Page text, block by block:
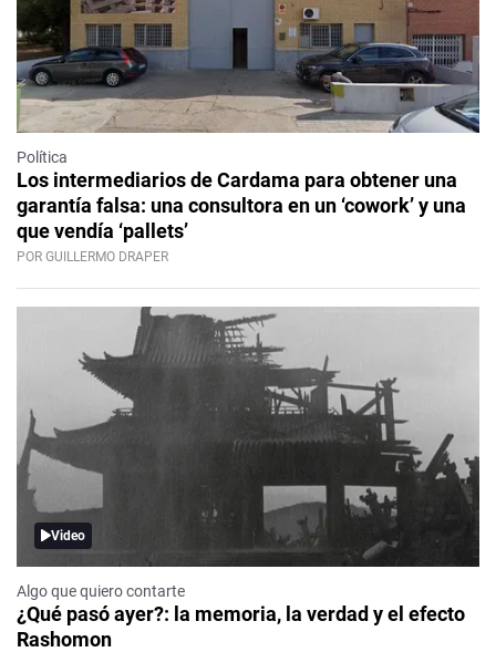
Política
Los intermediarios de Cardama para obtener una
garantía falsa: una consultora en un ‘cowork’ y una
que vendía ‘pallets’
POR GUILLERMO DRAPER
Video
Algo que quiero contarte
¿Qué pasó ayer?: la memoria, la verdad y el efecto
Rashomon